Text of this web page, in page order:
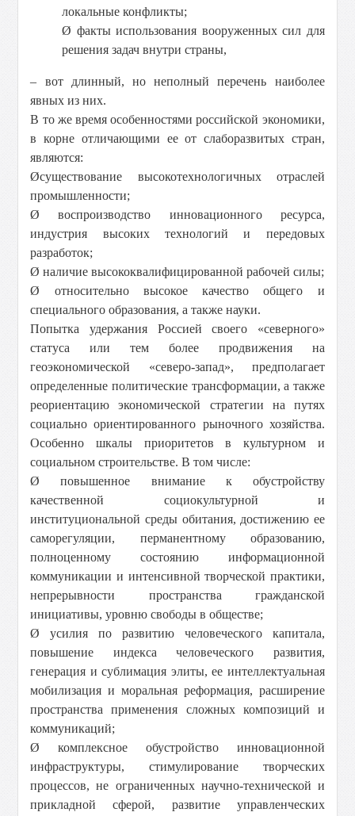
локальные конфликты;
Ø факты использования вооруженных сил для
решения задач внутри страны,
– вот длинный, но неполный перечень наиболее
явных из них.
В то же время особенностями российской экономики,
в корне отличающими ее от слаборазвитых стран,
являются:
Øсуществование высокотехнологичных отраслей
промышленности;
Øвоспроизводство инновационного ресурса,
индустрия высоких технологий и передовых
разработок;
Øналичие высококвалифицированной рабочей силы;
Ø относительно высокое качество общего и
специального образования, а также науки.
Попытка удержания Россией своего «северного»
статуса или тем более продвижения на
геоэкономической «северо-запад», предполагает
определенные политические трансформации, а также
реориентацию экономической стратегии на путях
социально ориентированного рыночного хозяйства.
Особенно шкалы приоритетов в культурном и
социальном строительстве. В том числе:
Øповышенное внимание к обустройству
качественной социокультурной и
институциональной среды обитания, достижению ее
саморегуляции, перманентному образованию,
полноценному состоянию информационной
коммуникации и интенсивной творческой практики,
непрерывности пространства гражданской
инициативы, уровню свободы в обществе;
Øусилия по развитию человеческого капитала,
повышение индекса человеческого развития,
генерация и сублимация элиты, ее интеллектуальная
мобилизация и моральная реформация, расширение
пространства применения сложных композиций и
коммуникаций;
Øкомплексное обустройство инновационной
инфраструктуры, стимулирование творческих
процессов, не ограниченных научно-технической и
прикладной сферой, развитие управленческих